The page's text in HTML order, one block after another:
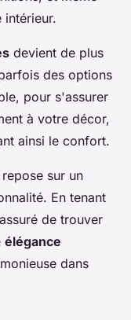
intérieur.
devient de plus
des options
pour s'assurer
à votre décor,
ainsi le confort.
sur un
En tenant
de trouver
élégance
dans